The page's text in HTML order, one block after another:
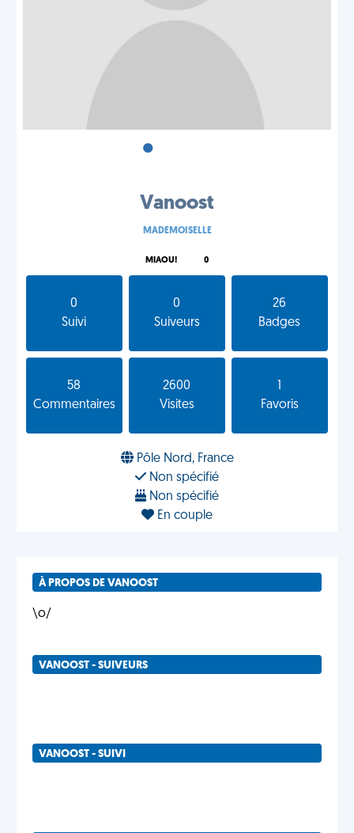
•
Vanoost
MADEMOISELLE
MIAOU! 0
0
Suivi
0
Suiveurs
26
Badges
58
Commentaires
2600
Visites
Favoris
Pôle Nord, France
Non spécifié
Non spécifié
En couple
À PROPOS DE VANOOST
\o/
VANOOST - SUIVEURS
VANOOST - SUIVI